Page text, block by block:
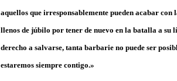
aquellos que irresponsablemente pueden acabar
llenos de júbilo por tener de nuevo en la batalla a su
derecho a salvarse, tanta barbarie no puede ser
estaremos siempre contigo.»